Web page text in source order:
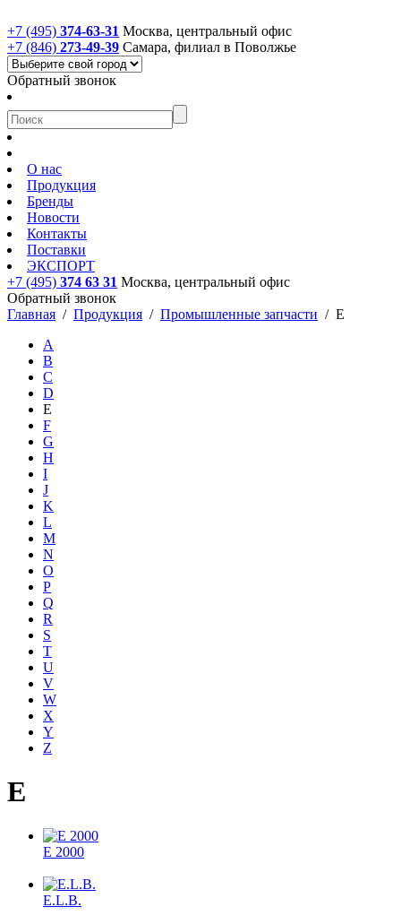
+7 (495) 374-63-31 Москва, центральный офис
+7 (846) 273-49-39 Самара, филиал в Поволжье
Обратный звонок
О нас
Продукция
Бренды
Новости
Контакты
Поставки
ЭКСПОРТ
+7 (495) 374 63 31 Москва, центральный офис
Обратный звонок
Главная / Продукция / Промышленные запчасти / E
A
B
C
D
E
F
G
H
I
J
K
L
M
N
O
P
Q
R
S
T
U
V
W
X
Y
Z
E
E 2000
E.L.B.